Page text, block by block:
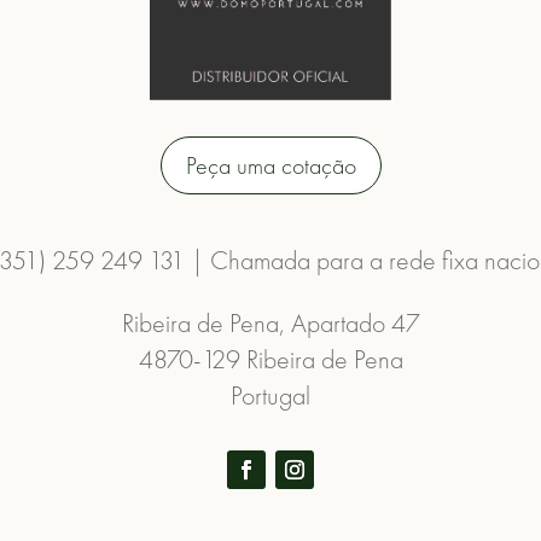
Peça uma cotação
259 249 131 | Chamada para a rede fixa
Ribeira de Pena, Apartado 47
4870-129 Ribeira de Pena
Portugal